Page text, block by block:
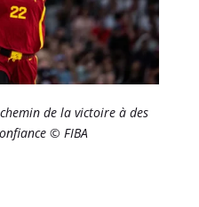
de la victoire à des
© FIBA